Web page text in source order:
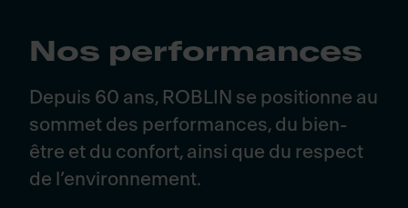
Nos performances
Depuis 60 ans, ROBLIN se positionne au
sommet des performances, du bien-
être et du confort, ainsi que du respect
de l’environnement.